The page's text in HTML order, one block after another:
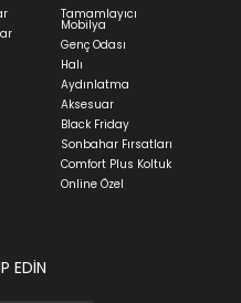
ortalama 5-24 iş
siparişlerinizin teslim
ürünün stok durumuna
takip edebilirsiniz.
Sorularbölümünü ziyaret
Tamamlayıcı
Mobilya
Genç Odası
Halı
Aydınlatma
Aksesuar
Black Friday
Sonbahar Fırsatları
Comfort Plus Koltuk
Online Özel
EDİN